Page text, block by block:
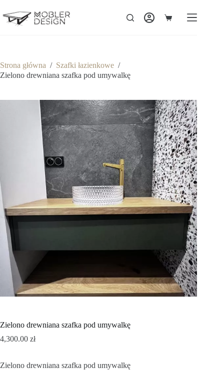
Strona główna / Szafki łazienkowe /
Zielono drewniana szafka pod umywalkę
Zielono drewniana szafka pod umywalkę
4,300.00 zł
Zielono drewniana szafka pod umywalkę